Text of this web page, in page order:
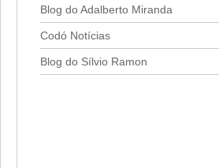
Blog do Adalberto Miranda
Codó Notícias
Blog do Sílvio Ramon